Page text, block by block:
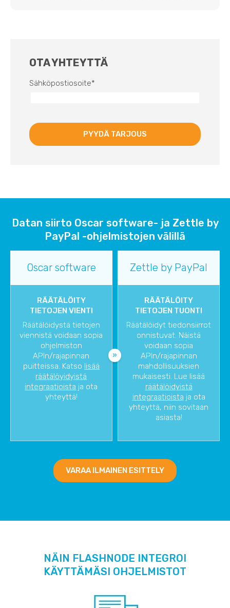
OTA YHTEYTTÄ
Sähköpostiosoite*
Datan siirto Oscar software- ja Zettle by
PayPal -ohjelmistojen välillä
Oscar software Zettle by PayPal
RÄÄTÄLÖITY
TIETOJEN VIENTI
Räätälöidystä tietojen
viennistä voidaan sopia
ohjelmiston
APIn/rajapinnan
puitteissa. Katso lisää
räätälöyidyistä
integraatioista ja ota
yhteyttä!
RÄÄTÄLÖITY
TIETOJEN TUONTI
Räätälöidyt tiedonsiirrot
onnistuvat. Näistä
voidaan sopia
APIn/rajapinnan
mahdollisuuksien
mukaisesti. Lue lisää
räätälöidyistä
integraatioista ja ota
yhteyttä, niin sovitaan
asiasta!
VARAA ILMAINEN ESITTELY
NÄIN FLASHNODE INTEGROI
KÄYTTÄMÄSI OHJELMISTOT